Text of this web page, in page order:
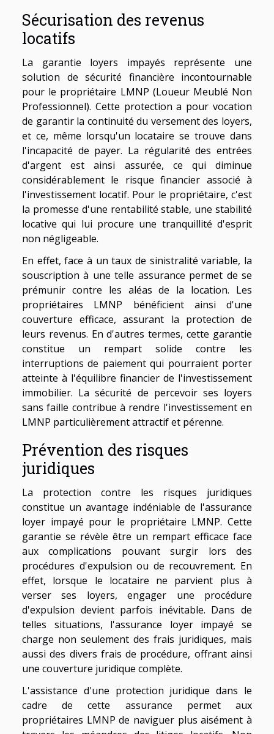
Sécurisation des revenus
locatifs
La garantie loyers impayés représente une
solution de sécurité financière incontournable
pour le propriétaire LMNP (Loueur Meublé Non
Professionnel). Cette protection a pour vocation
de garantir la continuité du versement des loyers,
et ce, même lorsqu'un locataire se trouve dans
l'incapacité de payer. La régularité des entrées
d'argent est ainsi assurée, ce qui diminue
considérablement le risque financier associé à
l'investissement locatif. Pour le propriétaire, c'est
la promesse d'une rentabilité stable, une stabilité
locative qui lui procure une tranquillité d'esprit
non négligeable.
En effet, face à un taux de sinistralité variable, la
souscription à une telle assurance permet de se
prémunir contre les aléas de la location. Les
propriétaires LMNP bénéficient ainsi d'une
couverture efficace, assurant la protection de
leurs revenus. En d'autres termes, cette garantie
constitue un rempart solide contre les
interruptions de paiement qui pourraient porter
atteinte à l'équilibre financier de l'investissement
immobilier. La sécurité de percevoir ses loyers
sans faille contribue à rendre l'investissement en
LMNP particulièrement attractif et pérenne.
Prévention des risques
juridiques
La protection contre les risques juridiques
constitue un avantage indéniable de l'assurance
loyer impayé pour le propriétaire LMNP. Cette
garantie se révèle être un rempart efficace face
aux complications pouvant surgir lors des
procédures d'expulsion ou de recouvrement. En
effet, lorsque le locataire ne parvient plus à
verser ses loyers, engager une procédure
d'expulsion devient parfois inévitable. Dans de
telles situations, l'assurance loyer impayé se
charge non seulement des frais juridiques, mais
aussi des divers frais de procédure, offrant ainsi
une couverture juridique complète.
L'assistance d'une protection juridique dans le
cadre de cette assurance permet aux
propriétaires LMNP de naviguer plus aisément à